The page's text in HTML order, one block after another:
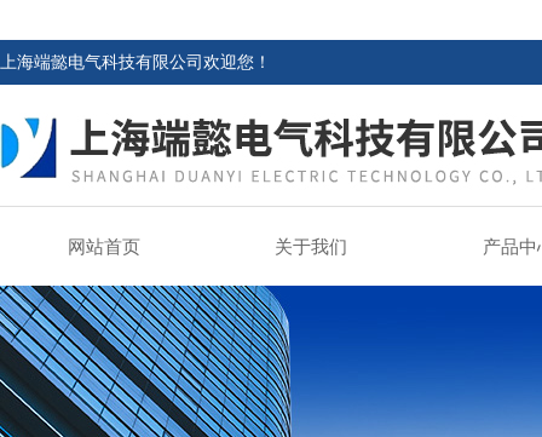
上海端懿电气科技有限公司欢迎您！
网站首页 关于我们 产品中